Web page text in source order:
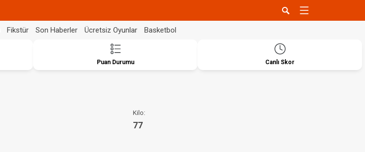
Fikstür Son Haberler Ücretsiz Oyunlar Basketbol
Puan Durumu Canlı Skor
Kilo:
77